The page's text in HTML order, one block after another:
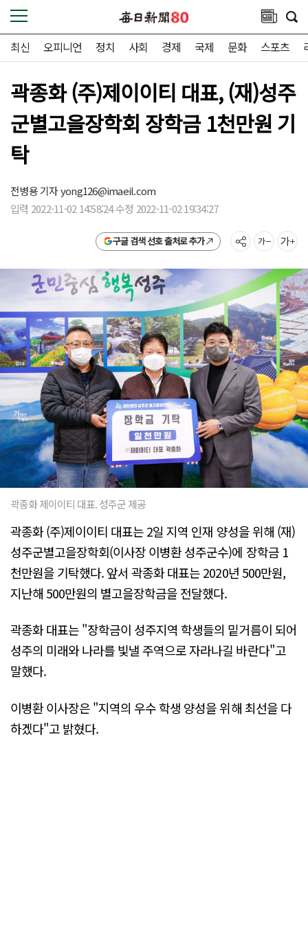
최신 오피니언 정치 사회 경제 국제 문화 스포츠
곽종화 (주)제이이티 대표, (재)성주
군별고을장학회 장학금 1천만원 기
탁
전병용 기자yong126@imaeil.com
입력 2022-11-02 14:58:24 수정 2022-11-02 19:34:27
구글 검색 선호 출처로 추가
곽종화 제이이티 대표. 성주군 제공
곽종화 (주)제이이티 대표는 2일 지역 인재 양성을 위해 (재)
성주군별고을장학회(이사장 이병환 성주군수)에 장학금 1
천만원을 기탁했다. 앞서 곽종화 대표는 2020년 500만원,
지난해 500만원의 별고을장학금을 전달했다.
곽종화 대표는 "장학금이 성주지역 학생들의 밑거름이 되어
성주의 미래와 나라를 빛낼 주역으로 자라나길 바란다"고
말했다.
이병환 이사장은 "지역의 우수 학생 양성을 위해 최선을 다
하겠다"고 밝혔다.